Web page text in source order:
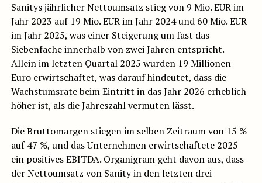
Sanitys jährlicher Nettoumsatz stieg von 9 Mio. EUR im
Jahr 2023 auf 19 Mio. EUR im Jahr 2024 und 60 Mio. EUR
im Jahr 2025, was einer Steigerung um fast das
Siebenfache innerhalb von zwei Jahren entspricht.
Allein im letzten Quartal 2025 wurden 19 Millionen
Euro erwirtschaftet, was darauf hindeutet, dass die
Wachstumsrate beim Eintritt in das Jahr 2026 erheblich
höher ist, als die Jahreszahl vermuten lässt.
Die Bruttomargen stiegen im selben Zeitraum von 15 %
auf 47 %, und das Unternehmen erwirtschaftete 2025
ein positives EBITDA. Organigram geht davon aus, dass
der Nettoumsatz von Sanity in den letzten drei